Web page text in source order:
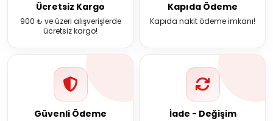
Ücretsiz Kargo
900 ₺ ve üzeri alışverişlerde
ücretsiz kargo!
Kapıda Ödeme
Kapıda nakit ödeme imkanı!
Güvenli Ödeme İade - Değişim